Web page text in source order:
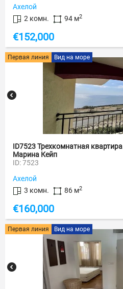
Ахелой
2 комн.
94 м2
€152,000
Первая линия Вид на море
ID7523 Трехкомнатная
Марина Кейп
ID: 7523
Ахелой
3 комн.
86 м2
€160,000
Первая линия Вид на море